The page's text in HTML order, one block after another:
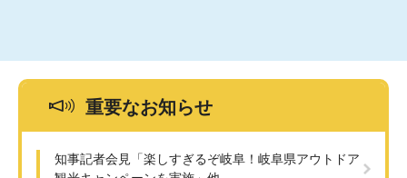
重要なお知らせ
知事記者会見「楽しすぎるぞ岐阜！岐阜県アウトドア